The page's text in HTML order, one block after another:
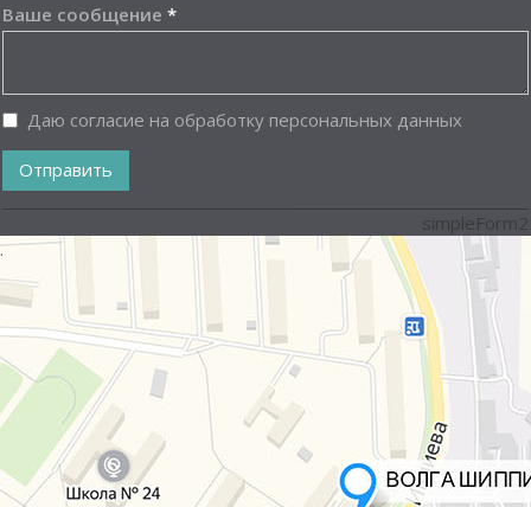
Ваше сообщение *
Даю согласие на обработку персональных данных
Отправить
simpleForm2
.